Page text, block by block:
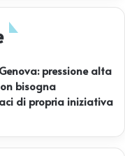
pressione alta
bisogna
di propria iniziativa